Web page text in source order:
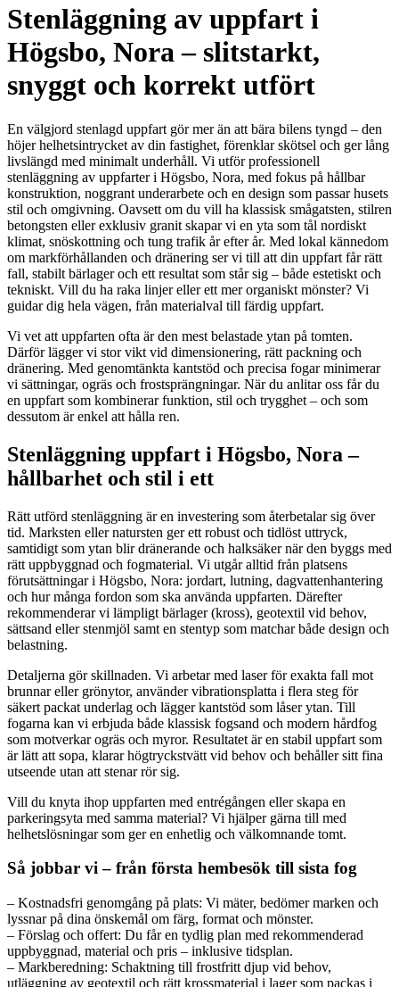
Stenläggning av uppfart i
Högsbo, Nora – slitstarkt,
snyggt och korrekt utfört
En välgjord stenlagd uppfart gör mer än att bära bilens tyngd – den
höjer helhetsintrycket av din fastighet, förenklar skötsel och ger lång
livslängd med minimalt underhåll. Vi utför professionell
stenläggning av uppfarter i Högsbo, Nora, med fokus på hållbar
konstruktion, noggrant underarbete och en design som passar husets
stil och omgivning. Oavsett om du vill ha klassisk smågatsten, stilren
betongsten eller exklusiv granit skapar vi en yta som tål nordiskt
klimat, snöskottning och tung trafik år efter år. Med lokal kännedom
om markförhållanden och dränering ser vi till att din uppfart får rätt
fall, stabilt bärlager och ett resultat som står sig – både estetiskt och
tekniskt. Vill du ha raka linjer eller ett mer organiskt mönster? Vi
guidar dig hela vägen, från materialval till färdig uppfart.
Vi vet att uppfarten ofta är den mest belastade ytan på tomten.
Därför lägger vi stor vikt vid dimensionering, rätt packning och
dränering. Med genomtänkta kantstöd och precisa fogar minimerar
vi sättningar, ogräs och frostsprängningar. När du anlitar oss får du
en uppfart som kombinerar funktion, stil och trygghet – och som
dessutom är enkel att hålla ren.
Stenläggning uppfart i Högsbo, Nora –
hållbarhet och stil i ett
Rätt utförd stenläggning är en investering som återbetalar sig över
tid. Marksten eller natursten ger ett robust och tidlöst uttryck,
samtidigt som ytan blir dränerande och halksäker när den byggs med
rätt uppbyggnad och fogmaterial. Vi utgår alltid från platsens
förutsättningar i Högsbo, Nora: jordart, lutning, dagvattenhantering
och hur många fordon som ska använda uppfarten. Därefter
rekommenderar vi lämpligt bärlager (kross), geotextil vid behov,
sättsand eller stenmjöl samt en stentyp som matchar både design och
belastning.
Detaljerna gör skillnaden. Vi arbetar med laser för exakta fall mot
brunnar eller grönytor, använder vibrationsplatta i flera steg för
säkert packat underlag och lägger kantstöd som låser ytan. Till
fogarna kan vi erbjuda både klassisk fogsand och modern hårdfog
som motverkar ogräs och myror. Resultatet är en stabil uppfart som
är lätt att sopa, klarar högtryckstvätt vid behov och behåller sitt fina
utseende utan att stenar rör sig.
Vill du knyta ihop uppfarten med entrégången eller skapa en
parkeringsyta med samma material? Vi hjälper gärna till med
helhetslösningar som ger en enhetlig och välkomnande tomt.
Så jobbar vi – från första hembesök till sista fog
– Kostnadsfri genomgång på plats: Vi mäter, bedömer marken och
lyssnar på dina önskemål om färg, format och mönster.
– Förslag och offert: Du får en tydlig plan med rekommenderad
uppbyggnad, material och pris – inklusive tidsplan.
– Markberedning: Schaktning till frostfritt djup vid behov,
utläggning av geotextil och rätt krossmaterial i lager som packas i